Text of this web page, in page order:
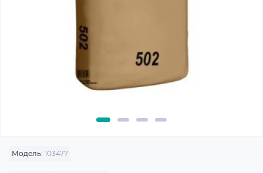
Модель: 103477